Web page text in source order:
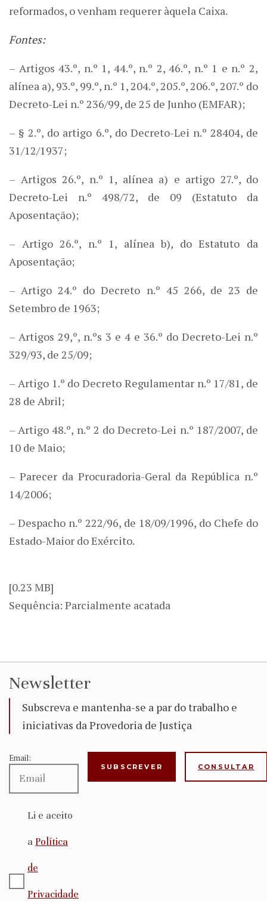
reformados, o venham requerer àquela Caixa.
Fontes:
– Artigos 43.º, n.º 1, 44.º, n.º 2, 46.º, n.º 1 e n.º 2,
alínea a), 93.º, 99.º, n.º 1, 204.º, 205.º, 206.º, 207.º do
Decreto-Lei n.º 236/99, de 25 de Junho (EMFAR);
– § 2.º, do artigo 6.º, do Decreto-Lei n.º 28404, de
31/12/1937;
– Artigos 26.º, n.º 1, alínea a) e artigo 27.º, do
Decreto-Lei n.º 498/72, de 09 (Estatuto da
Aposentação);
– Artigo 26.º, n.º 1, alínea b), do Estatuto da
Aposentação;
– Artigo 24.º do Decreto n.º 45 266, de 23 de
Setembro de 1963;
– Artigos 29,º, n.ºs 3 e 4 e 36.º do Decreto-Lei n.º
329/93, de 25/09;
– Artigo 1.º do Decreto Regulamentar n.º 17/81, de
28 de Abril;
– Artigo 48.º, n.º 2 do Decreto-Lei n.º 187/2007, de
10 de Maio;
– Parecer da Procuradoria-Geral da República n.º
14/2006;
– Despacho n.º 222/96, de 18/09/1996, do Chefe do
Estado-Maior do Exército.
[0.23 MB]
Sequência: Parcialmente acatada
Newsletter
Subscreva e mantenha-se a par do trabalho e
iniciativas da Provedoria de Justiça
Email:
Li e aceito
a Política
de
Privacidade
CONSULTAR